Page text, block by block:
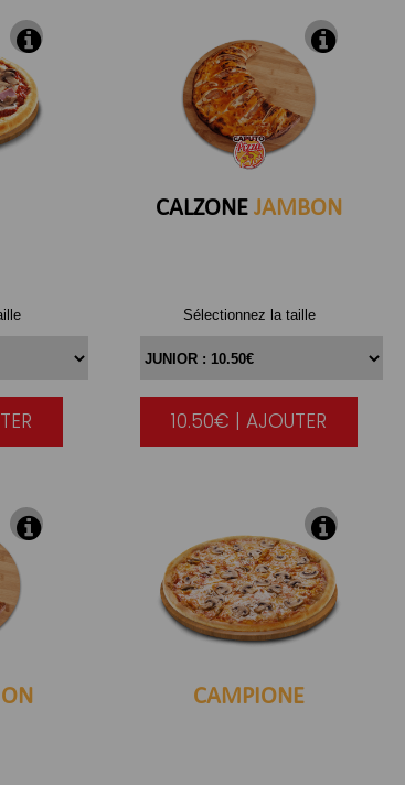
CALZONE JAMBON
Sélectionnez la taille
|
10.50€ | AJOUTER
CAMPIONE